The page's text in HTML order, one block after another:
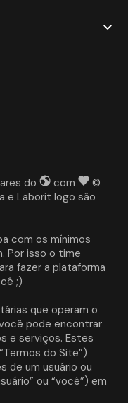
do com
©
e Laborit logo são
com os mínimos
Por isso o time
fazer a plataforma
;)
que operam o
pode encontrar
e serviços. Estes
do Site”)
de um usuário ou
ou “você”) em